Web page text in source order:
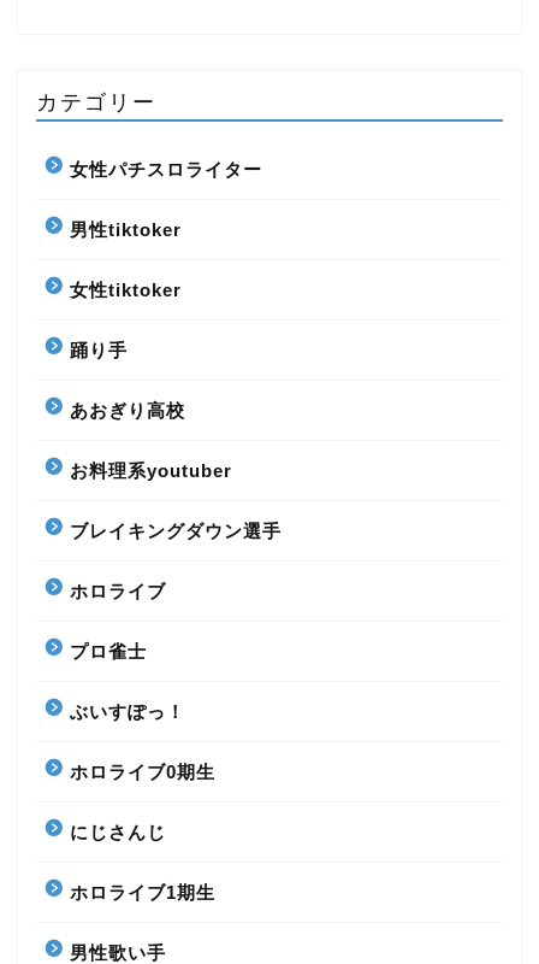
カテゴリー
女性パチスロライター
男性tiktoker
女性tiktoker
踊り手
あおぎり高校
お料理系youtuber
ブレイキングダウン選手
ホロライブ
プロ雀士
ぶいすぽっ！
ホロライブ0期生
にじさんじ
ホロライブ1期生
男性歌い手